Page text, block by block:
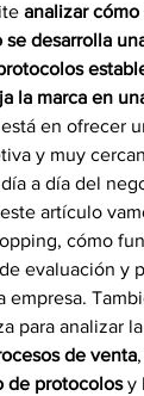
analizar
desarrolla
la marca en
en ofrecer
y muy
a día del
artículo
cómo
evaluación y
empresa.
para analizar la
de venta
de protocolos y